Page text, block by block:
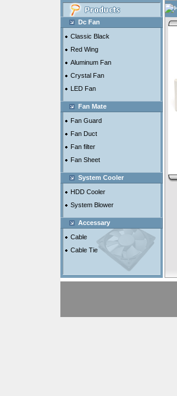
Dc Fan
Classic Black
Red Wing
Aluminum Fan
Crystal Fan
LED Fan
Fan Mate
Fan Guard
Fan Duct
Fan filter
Fan Sheet
System Cooler
HDD Cooler
System Blower
Accessary
Cable
Cable Tie